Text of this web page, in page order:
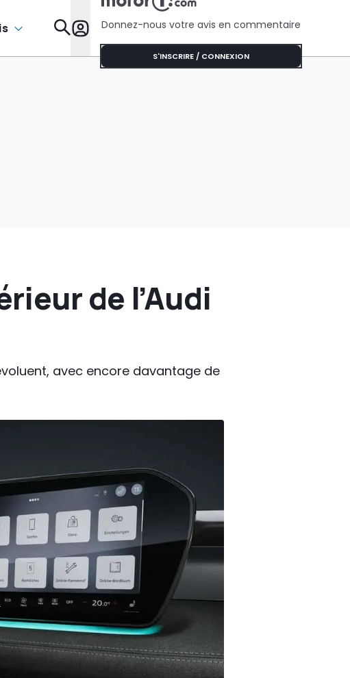
Donnez-nous votre avis en commentaire
S'INSCRIRE / CONNEXION
de l’Audi
avec encore davantage de